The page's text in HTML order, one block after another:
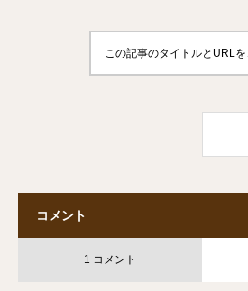
この記事のタイトルとURL
コメント
1 コメント